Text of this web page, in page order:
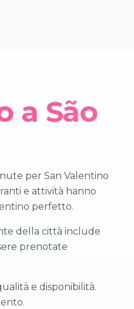
a São
per San Valentino
e attività hanno
perfetto.
della città include
prenotate
e disponibilità.